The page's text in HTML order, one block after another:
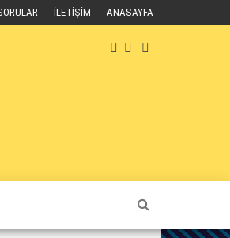
İLETIŞIM ANASAYFA